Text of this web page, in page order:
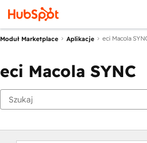
Moduł Marketplace Aplikacje eci Macola
eci Macola SYNC